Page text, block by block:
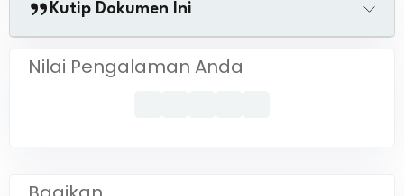
Kutip Dokumen Ini
Nilai Pengalaman Anda